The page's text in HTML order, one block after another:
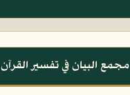
مجمع البيان في تفسير القرآن